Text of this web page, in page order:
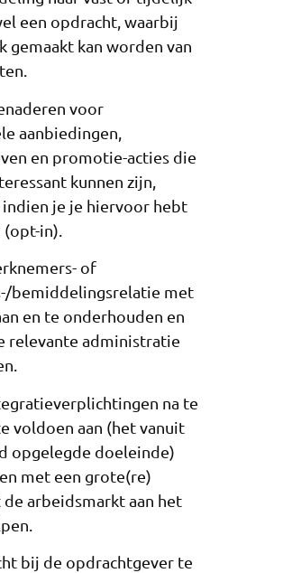
een opdracht, waarbij
gemaakt kan worden van
voor
aanbiedingen,
en promotie-acties die
kunnen zijn,
je je hiervoor hebt
in).
of
bemiddelingsrelatie met
en te onderhouden en
relevante administratie
na te
voldoen aan (het vanuit
opgelegde doeleinde)
met een grote(re)
arbeidsmarkt aan het
bij de opdrachtgever te